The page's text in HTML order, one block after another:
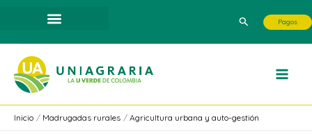
contenido
Buscar Pagos
Inicio Madrugadas rurales Agricultura urbana y auto-gestión